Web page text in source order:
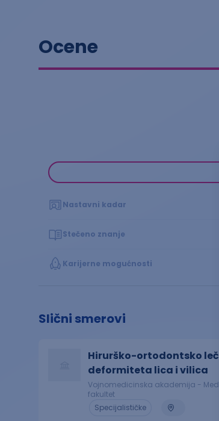
Ocene
Nastavni kadar
Stečeno znanje
Karijerne mogućnosti
Slični smerovi
Hirurško-ortodontsko
deformiteta lica i vilica
Vojnomedicinska akademija -
fakultet
Specijalističke